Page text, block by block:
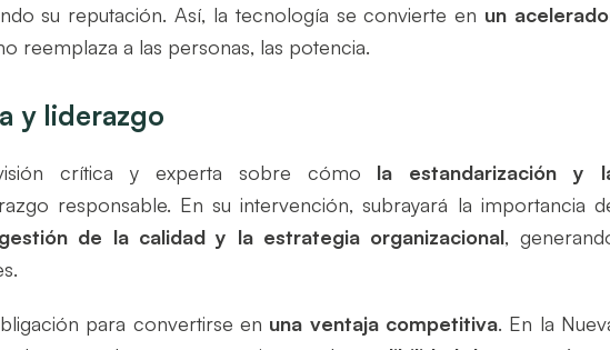
su reputación. Así, la tecnología se convierte en un
reemplaza a las personas, las potencia.
y liderazgo
crítica y experta sobre cómo la estandarización y
responsable. En su intervención, subrayará la importancia
de la calidad y la estrategia organizacional,
para convertirse en una ventaja competitiva. En la